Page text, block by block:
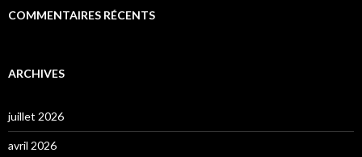
COMMENTAIRES RÉCENTS
ARCHIVES
juillet 2026
avril 2026